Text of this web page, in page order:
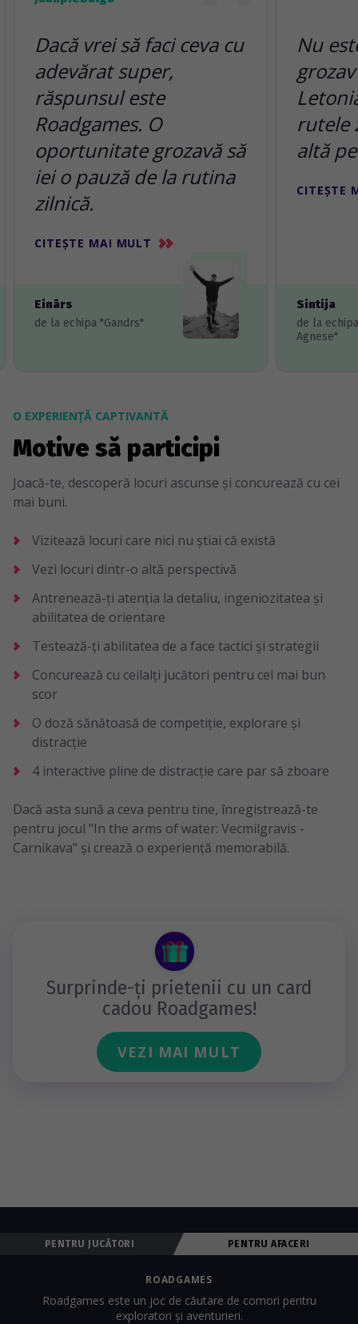
Dacă vrei să faci ceva cu
adevărat super,
răspunsul este
Roadgames. O
oportunitate grozavă să
iei o pauză de la rutina
zilnică.
CITEȘTE MAI MULT
Einārs
de la echipa "Gandrs"
Nu
rutele
altă
CITEȘTE
Sintija
de la
Agnese"
O EXPERIENȚĂ CAPTIVANTĂ
Motive să participi
Joacă-te, descoperă locuri ascunse și concurează cu cei
mai buni.
Vizitează locuri care nici nu știai că există
Vezi locuri dintr-o altă perspectivă
Antrenează-ți atenția la detaliu, ingeniozitatea și
abilitatea de orientare
Testează-ți abilitatea de a face tactici și strategii
Concurează cu ceilalți jucători pentru cel mai bun
scor
O doză sănătoasă de competiție, explorare și
distracție
4 interactive pline de distracție care par să zboare
Dacă asta sună a ceva pentru tine, înregistrează-te
pentru jocul "In the arms of water: Vecmilgravis -
Carnikava" și crează o experiență memorabilă.
Surprinde-ți prietenii cu un card
cadou Roadgames!
VEZI MAI MULT
PENTRU JUCĂTORI PENTRU AFACERI
ROADGAMES
Roadgames este un joc de căutare de comori pentru
exploratori și aventurieri.